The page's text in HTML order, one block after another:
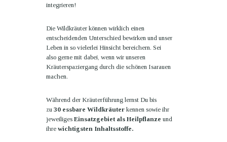
integrieren!
Die Wildkräuter können wirklich einen
entscheidenden Unterschied bewirken und unser
Leben in so vielerlei Hinsicht bereichern. Sei
also gerne mit dabei, wenn wir unseren
Kräuterspaziergang durch die schönen Isarauen
machen.
Während der Kräuterführung lernst Du bis
zu 30 essbare Wildkräuter kennen sowie ihr
jeweiliges Einsatzgebiet als Heilpflanze und
ihre wichtigsten Inhaltsstoffe.